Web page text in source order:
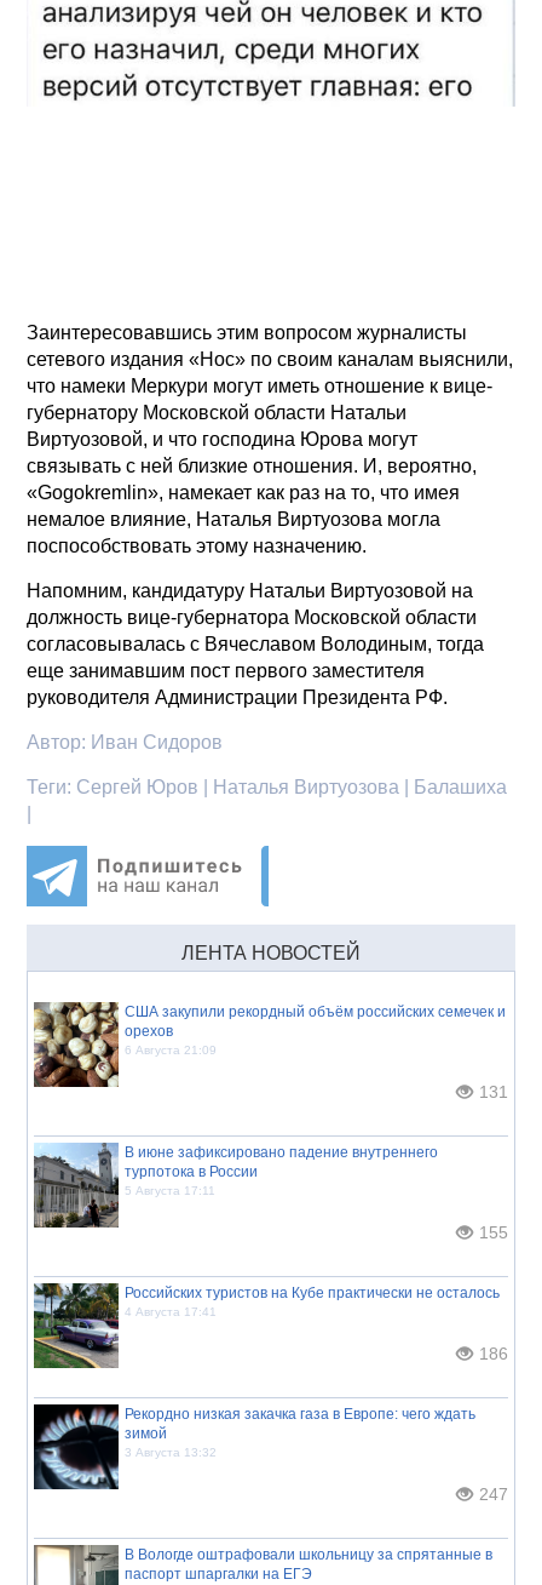
Заинтересовавшись этим вопросом журналисты
сетевого издания «Нос» по своим каналам выяснили,
что намеки Меркури могут иметь отношение к вице-
губернатору Московской области Натальи
Виртуозовой, и что господина Юрова могут
связывать с ней близкие отношения. И, вероятно,
«Gogokremlin», намекает как раз на то, что имея
немалое влияние, Наталья Виртуозова могла
поспособствовать этому назначению.
Напомним, кандидатуру Натальи Виртуозовой на
должность вице-губернатора Московской области
согласовывалась с Вячеславом Володиным, тогда
еще занимавшим пост первого заместителя
руководителя Администрации Президента РФ.
Автор: Иван Сидоров
Теги: Сергей Юров | Наталья Виртуозова | Балашиха
ЛЕНТА НОВОСТЕЙ
США закупили рекордный объём российских семечек и
орехов
6 Августа 21:09
131
В июне зафиксировано падение внутреннего
турпотока в России
5 Августа 17:11
155
Российских туристов на Кубе практически не осталось
4 Августа 17:41
186
Рекордно низкая закачка газа в Европе: чего ждать
зимой
3 Августа 13:32
247
В Вологде оштрафовали школьницу за спрятанные в
паспорт шпаргалки на ЕГЭ